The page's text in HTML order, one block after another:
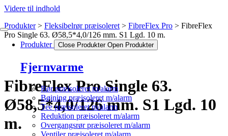
Videre til indhold
Produkter Close Produkter Open Produkter
Fjernvarme
Rør præisoleret m/alarm
Bøjning præisoleret m/alarm
Tee præisoleret m/alarm
Reduktion præisoleret m/alarm
Overgangsrør præisoleret m/alarm
Ventiler præisoleret m/alarm
Produkter Fleksibelrør præisoleret FibreFlex Pro
FibreFlex
Pro Single 63. Ø58,5*4,0/126 mm. S1 Lgd. 10 m.
FibreFlex Pro Single 63.
Ø58,5*4,0/126 mm. S1 Lgd. 10
m.